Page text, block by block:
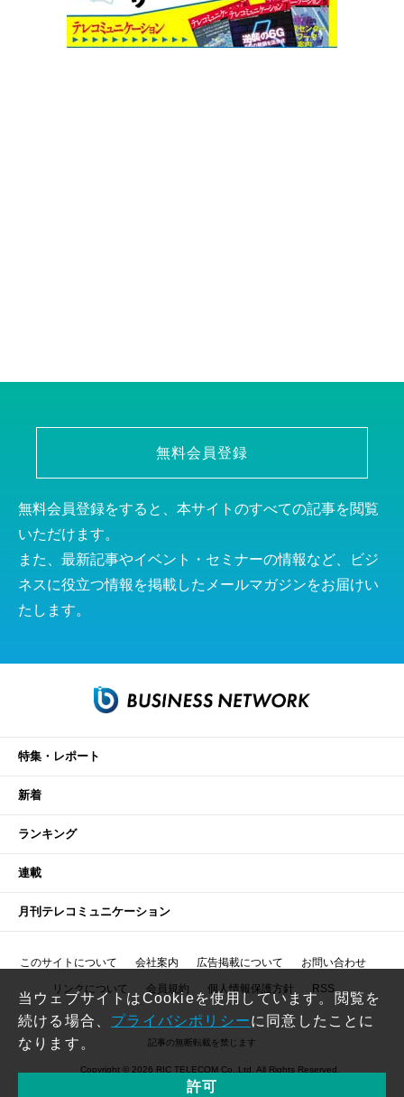
無料会員登録
無料会員登録をすると、本サイトのすべての記事を閲覧
いただけます。
また、最新記事やイベント・セミナーの情報など、ビジ
ネスに役立つ情報を掲載したメールマガジンをお届けい
たします。
特集・レポート
新着
ランキング
連載
月刊テレコミュニケーション
このサイトについて 会社案内 広告掲載について お問い合わせ
リンクについて 会員規約 個人情報保護方針 RSS
記事の無断転載を禁じます
Copyright © 2026 RIC TELECOM Co.,Ltd. All Rights Reserved.
当ウェブサイトはCookieを使用しています。閲覧を
続ける場合、 プライバシポリシーに同意したことに
なります。
許可